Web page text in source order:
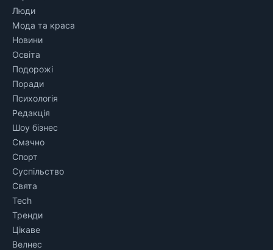
Люди
Мода та краса
Новини
Освіта
Подорожі
Поради
Психологія
Редакція
Шоу бізнес
Смачно
Спорт
Суспільство
Свята
Tech
Тренди
Цікаве
Велнес